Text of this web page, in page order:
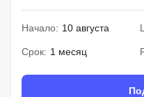
Начало: 10 августа
Срок: 1 месяц